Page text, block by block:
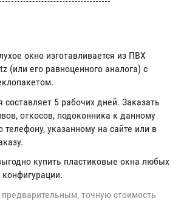
окно изготавливается из ПВХ
(или его равноценного аналога) с
составляет 5 рабочих дней. Заказать
откосов, подоконника к данному
указанному на сайте или в
купить пластиковые окна любых
предварительным, точную стоимость